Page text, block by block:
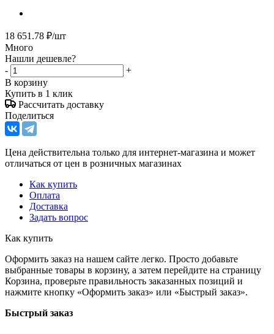
18 651.78 ₽/шт
Много
Нашли дешевле?
-
+
В корзину
Купить в 1 клик
Рассчитать доставку
Поделиться
Цена действительна только для интернет-магазина и может
отличаться от цен в розничных магазинах
Как купить
Оплата
Доставка
Задать вопрос
Как купить
Оформить заказ на нашем сайте легко. Просто добавьте
выбранные товары в корзину, а затем перейдите на страницу
Корзина, проверьте правильность заказанных позиций и
нажмите кнопку «Оформить заказ» или «Быстрый заказ».
Быстрый заказ